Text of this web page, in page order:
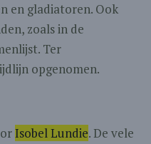
en gladiatoren. Ook
zoals in de
Ter
opgenomen.
Isobel Lundie. De vele